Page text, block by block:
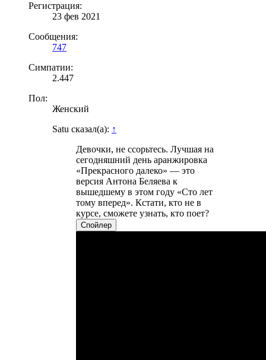
Регистрация:
23 фев 2021
Сообщения:
747
Симпатии:
2.447
Пол:
Женский
Satu сказал(а): ↑
Девочки, не ссорьтесь. Лучшая на
сегодняшний день аранжировка
«Прекрасного далеко» — это
версия Антона Беляева к
вышедшему в этом году «Сто лет
тому вперед». Кстати, кто не в
курсе, сможете узнать, кто поет?
Спойлер